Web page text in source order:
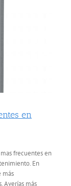
en
frecuentes en
En
más
Averías más